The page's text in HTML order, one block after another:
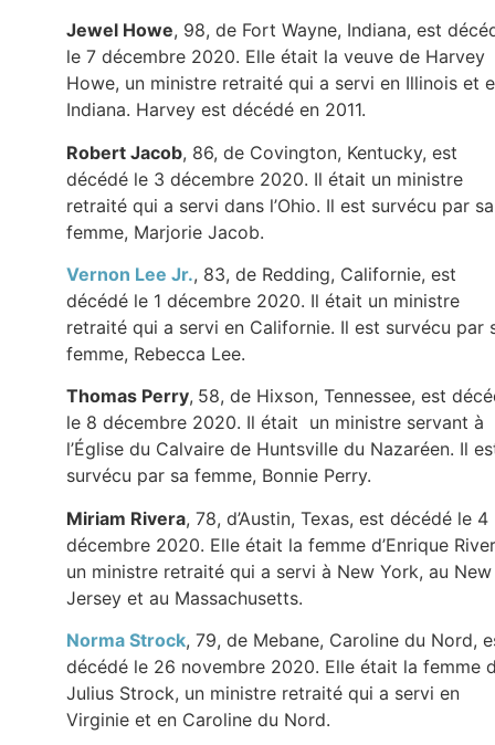
Jewel Howe, 98, de Fort Wayne, Indiana, est
le 7 décembre 2020. Elle était la veuve de Harvey
Howe, un ministre retraité qui a servi en Illinois et
Indiana. Harvey est décédé en 2011.
Robert Jacob, 86, de Covington, Kentucky, est
décédé le 3 décembre 2020. Il était un ministre
retraité qui a servi dans l’Ohio. Il est survécu par sa
femme, Marjorie Jacob.
Vernon Lee Jr., 83, de Redding, Californie, est
décédé le 1 décembre 2020. Il était un ministre
retraité qui a servi en Californie. Il est survécu par
femme, Rebecca Lee.
Thomas Perry, 58, de Hixson, Tennessee, est
le 8 décembre 2020. Il était un ministre servant à
l’Église du Calvaire de Huntsville du Nazaréen. Il
survécu par sa femme, Bonnie Perry.
Miriam Rivera, 78, d’Austin, Texas, est décédé le 4
décembre 2020. Elle était la femme d’Enrique
un ministre retraité qui a servi à New York, au New
Jersey et au Massachusetts.
Norma Strock, 79, de Mebane, Caroline du Nord,
décédé le 26 novembre 2020. Elle était la femme
Julius Strock, un ministre retraité qui a servi en
Virginie et en Caroline du Nord.